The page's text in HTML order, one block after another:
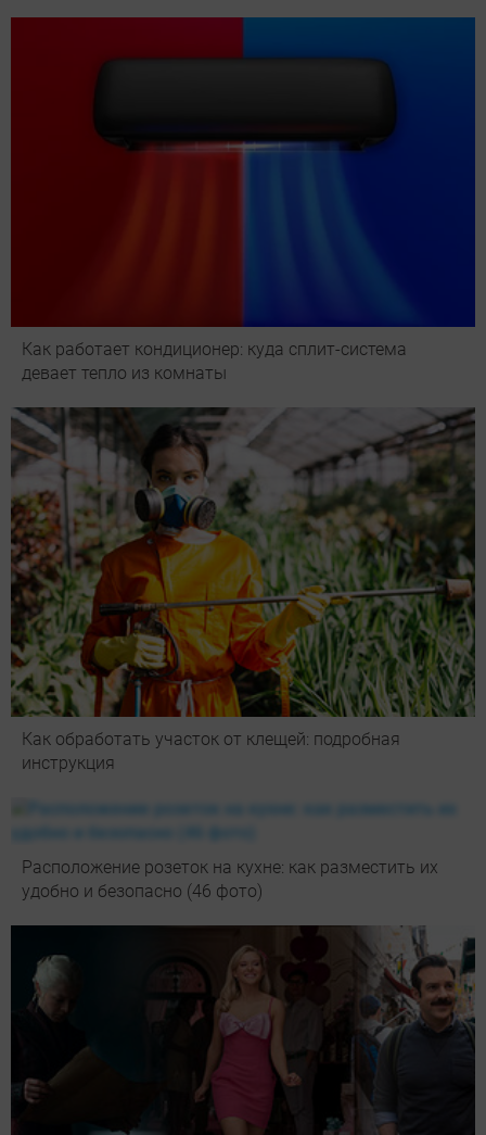
Как работает кондиционер: куда сплит-система
девает тепло из комнаты
Как обработать участок от клещей: подробная
инструкция
Расположение розеток на кухне: как разместить их
удобно и безопасно (46 фото)